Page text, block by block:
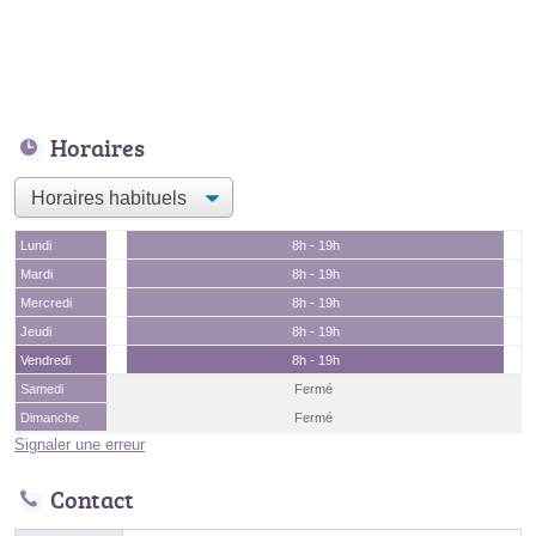
Horaires
Lundi
8h - 19h
Mardi
8h - 19h
Mercredi
8h - 19h
Jeudi
8h - 19h
Vendredi
8h - 19h
Samedi
Fermé
Dimanche
Fermé
Signaler une erreur
Contact